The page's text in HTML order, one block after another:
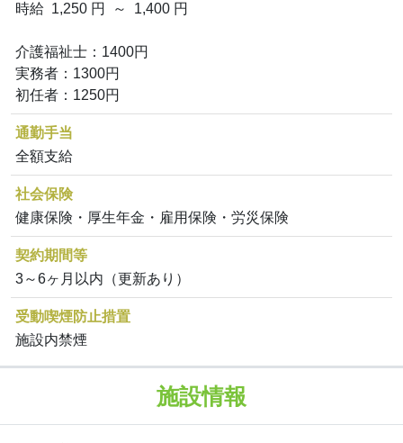
時給 1,250 円 ～ 1,400 円
介護福祉士：1400円
実務者：1300円
初任者：1250円
通勤手当
全額支給
社会保険
健康保険・厚生年金・雇用保険・労災保険
契約期間等
3～6ヶ月以内（更新あり）
受動喫煙防止措置
施設内禁煙
施設情報